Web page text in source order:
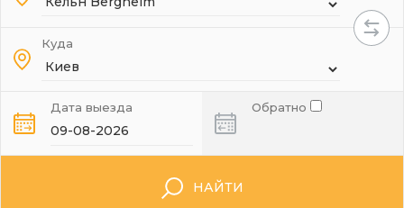
Куда
Дата выезда Обратно
НАЙТИ